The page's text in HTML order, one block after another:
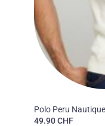
Polo Peru
49.90CHF